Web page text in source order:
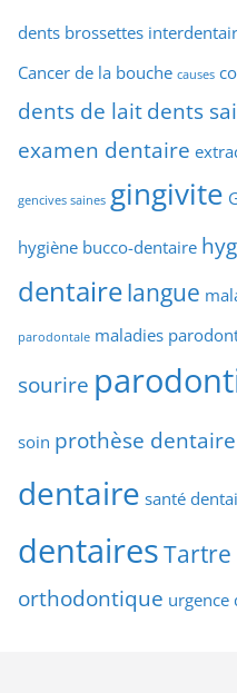
dents brossettes
Cancer de la bouche causes
dents de lait dents
examen dentaire
gencives saines gingivite
hygiène bucco-dentaire
dentairelangue
parodontale maladies
sourire
soin prothèse dentaire
dentaire santé
dentaires
orthodontique urgence